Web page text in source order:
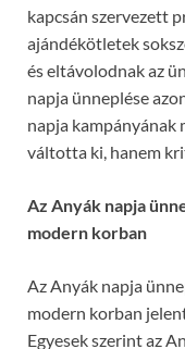
kapcsán szervezett
ajándékötletek
és eltávolodnak az
napja ünneplése
napja kampányának
váltotta ki, hanem
Az Anyák napja
modern korban
Az Anyák napja
modern korban
Egyesek szerint az